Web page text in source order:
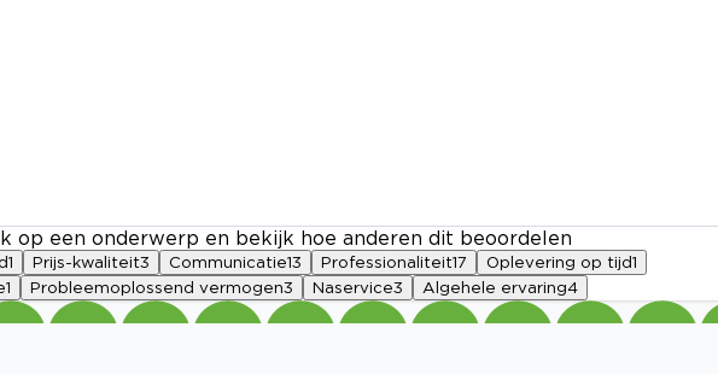
op een onderwerp en bekijk hoe anderen dit beoordelen
1 Prijs-kwaliteit3 Communicatie13 Professionaliteit17 Oplevering op tijd1
1 Probleemoplossend vermogen3 Naservice3 Algehele ervaring4